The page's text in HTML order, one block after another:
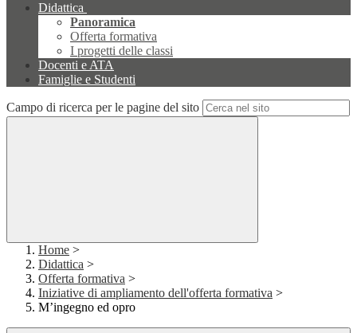
Didattica
Panoramica
Offerta formativa
I progetti delle classi
Docenti e ATA
Famiglie e Studenti
Campo di ricerca per le pagine del sito
Home >
Didattica >
Offerta formativa >
Iniziative di ampliamento dell'offerta formativa >
M’ingegno ed opro